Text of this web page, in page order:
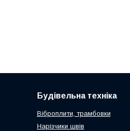
Будівельна техніка
Віброплити, трамбовки
Нарізчики швів